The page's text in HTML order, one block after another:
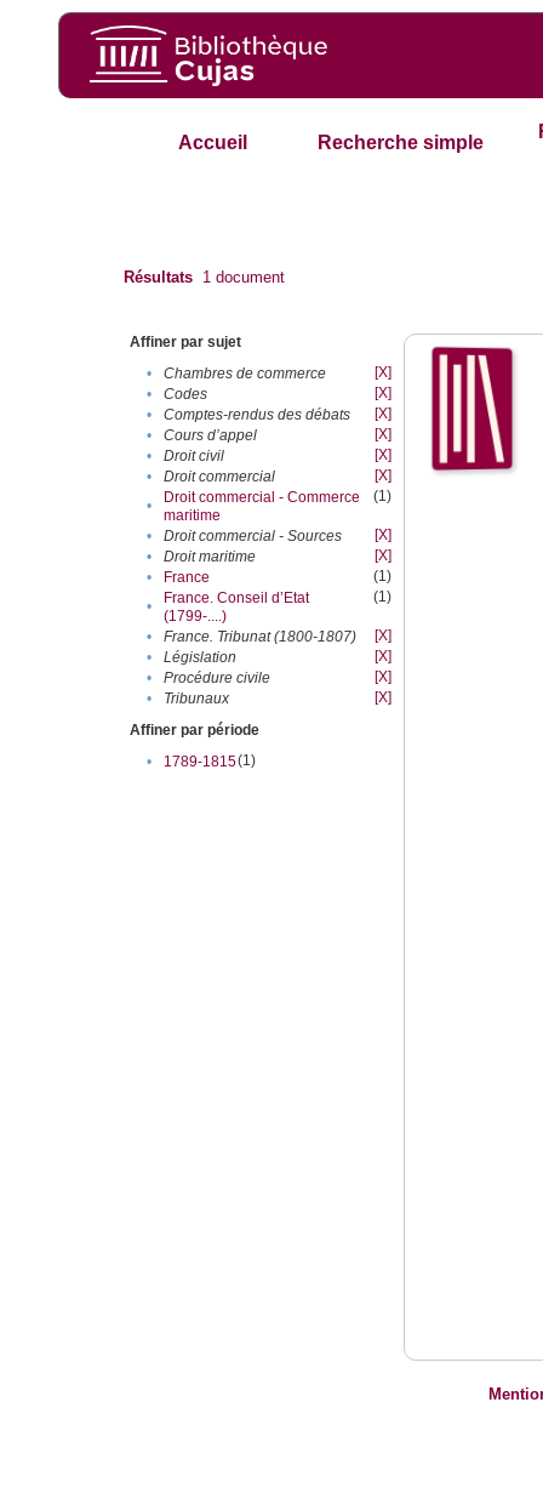
Accueil Recherche simple
Résultats 1 document
Affiner par sujet
•
Chambres de commerce
[X]
•
Codes
[X]
•
Comptes-rendus des débats
[X]
•
Cours d’appel
[X]
•
Droit civil
[X]
•
Droit commercial
[X]
•
Droit commercial - Commerce
maritime
(1)
• Droit commercial - Sources
[X]
•
Droit maritime
[X]
•
France
(1)
•
France. Conseil d’Etat
(1799-....)
(1)
• France. Tribunat (1800-1807)
[X]
•
Législation
[X]
•
Procédure civile
[X]
•
Tribunaux
[X]
Affiner par période
•
1789-1815(1)